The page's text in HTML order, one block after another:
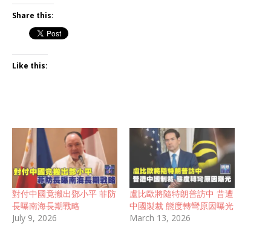
Share this:
Like this:
對付中國竟搬出鄧小平 菲防
長曝南海長期戰略
July 9, 2026
盧比歐將隨特朗普訪中 昔遭
中國製裁 態度轉彎原因曝光
March 13, 2026